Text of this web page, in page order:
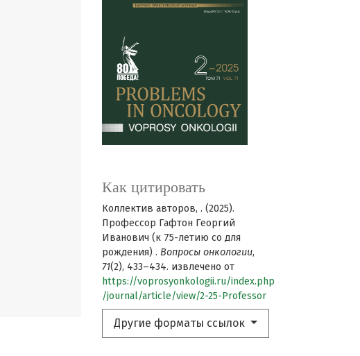
Как цитировать
Коллектив авторов, . (2025).
Профессор Гафтон Георгий
Иванович (к 75-летию со для
рождения) . Вопросы онкологии,
71(2), 433–434. извлечено от
https://voprosyonkologii.ru/index.php
/journal/article/view/2-25-Professor
Другие форматы ссылок